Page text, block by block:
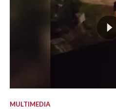
MULTIMEDIA